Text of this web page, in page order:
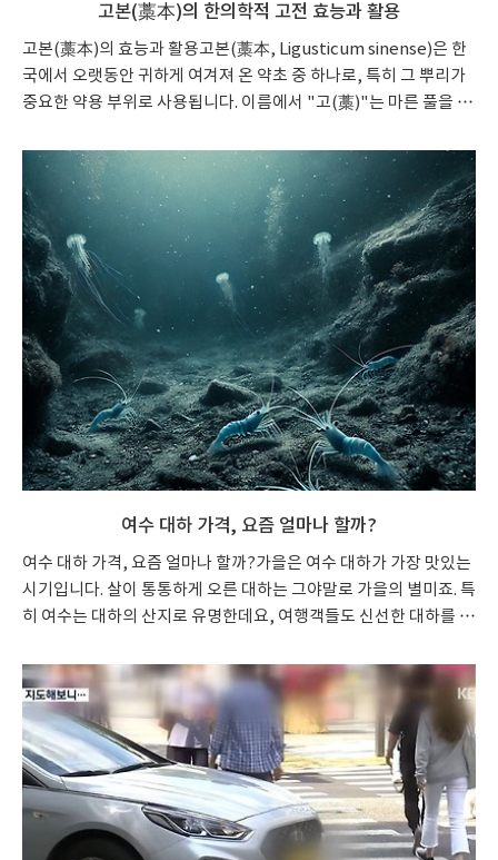
고본(藁本)의 한의학적 고전 효능과 활용
고본(藁本)의 효능과 활용고본(藁本, Ligusticum sinense)은 한
국에서 오랫동안 귀하게 여겨져 온 약초 중 하나로, 특히 그 뿌리가
중요한 약용 부위로 사용됩니다. 이름에서 "고(藁)"는 마른 풀을 뜻
중국, 일본 등 동아시아 전역에서 전통적으로 다양한 의학적 목적으
로 사용되어 왔습니다.1. 고본의 소개고본의 학명은 Ligusticum
sinense이며, 이 식물은 산형과(Umbelliferae)에 속하는 다년생
초본입니다. 고본의 이름은 그 뿌리가 긴장과 통증을 완화하는 본래
의 힘을 가지고 있다는 의미로 해석되기도 합니다. 고본은 특히 동의
보감과 같은 고전 의서에서 두통과 감기 같은 증상에 자주 사용되었
고, 고대부터 한방에서..
여수 대하 가격, 요즘 얼마나 할까?
여수 대하 가격, 요즘 얼마나 할까?가을은 여수 대하가 가장 맛있는
시기입니다. 살이 통통하게 오른 대하는 그야말로 가을의 별미죠. 특
히 여수는 대하의 산지로 유명한데요, 여행객들도 신선한 대하를 맛
과, 구매 팁, 맛있게 즐기는 방법까지 알려드릴게요!여수 대하 가격,
어느 정도일까?2024년 여수 대하 평균 가격대하의 가격은 매년 조
금씩 달라지지만, 대략적인 기준은 이렇습니다:현지 수산 시장: 1kg
에 약 35,000원에서 50,000원 사이. 크기나 신선도에 따라 가격이
차이 납니다.산지 직송(온라인 구매): 배송비 포함해서 1kg당
40,000원에서 60,000원 정도예요. 집에서 편하게 받아볼 수 있다는
장점이 있죠.대하 축제 기간: ..